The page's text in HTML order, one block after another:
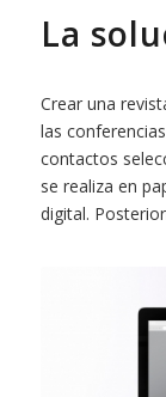
La
Crear una
las
contactos
se realiza en
digital.